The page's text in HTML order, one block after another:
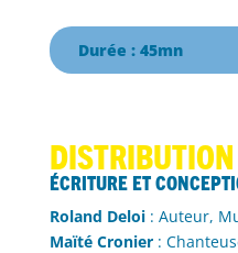
Durée : 45mn
Distribution
Écriture et
Roland Deloi: Auteur,
Maïté Cronier: